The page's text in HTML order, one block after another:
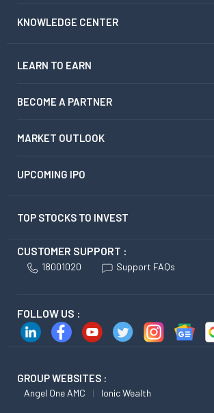
KNOWLEDGE CENTER
LEARN TO EARN
BECOME A PARTNER
MARKET OUTLOOK
UPCOMING IPO
TOP STOCKS TO INVEST
CUSTOMER SUPPORT :
18001020 Support FAQs
FOLLOW US :
GROUP WEBSITES :
Angel One AMC Ionic Wealth